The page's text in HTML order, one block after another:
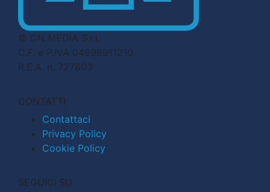
© CN MEDIA S.r.l.
C.F. e P.IVA 04998911210
R.E.A. n. 727803
CONTATTI
Contattaci
Privacy Policy
Cookie Policy
SEGUICI SU